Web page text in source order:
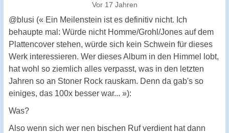
Vor 17 Jahren
@blusi (« Ein Meilenstein ist es definitiv nicht. Ich
behaupte mal: Würde nicht Homme/Grohl/Jones auf dem
Plattencover stehen, würde sich kein Schwein für dieses
Werk interessieren. Wer dieses Album in den Himmel lobt,
hat wohl so ziemlich alles verpasst, was in den letzten
Jahren so an Stoner Rock rauskam. Denn da gab's so
einiges, das 100x besser war... »):
Was?
Also wenn sich wer nen bischen Ruf verdient hat dann